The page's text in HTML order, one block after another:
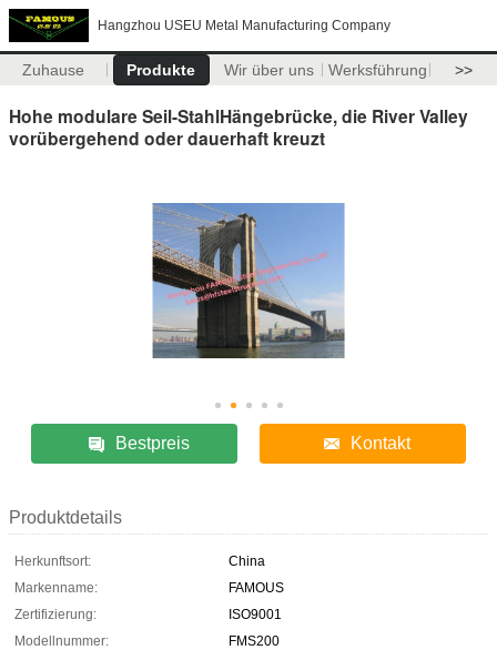
Hangzhou USEU Metal Manufacturing Company
Zuhause Produkte Wir über uns Werksführung >>
Hohe modulare Seil-StahlHängebrücke, die River Valley
vorübergehend oder dauerhaft kreuzt
Bestpreis Kontakt
Produktdetails
Herkunftsort:
China
Markenname:
FAMOUS
Zertifizierung:
ISO9001
Modellnummer:
FMS200